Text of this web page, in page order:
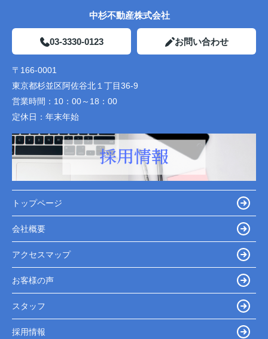
中杉不動産株式会社
03-3330-0123 お問い合わせ
〒166-0001
東京都杉並区阿佐谷北１丁目36-9
営業時間： 10：00～18：00
定休日： 年末年始
トップページ
会社概要
アクセスマップ
お客様の声
スタッフ
採用情報